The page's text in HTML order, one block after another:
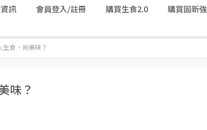
訊 會員登入/註冊 購買生食2.0 購買固新強
生食，尚美味？
味？